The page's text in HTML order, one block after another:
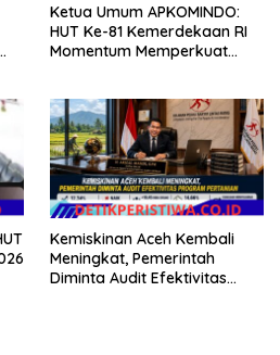
Ketua Umum APKOMINDO:
HUT Ke-81 Kemerdekaan RI
Momentum Memperkuat
Hukum Menuju Indonesia
Emas 2045
Kemiskinan Aceh Kembali
Meningkat, Pemerintah
Diminta Audit Efektivitas